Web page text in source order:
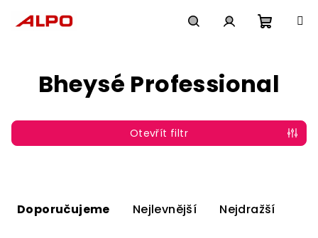
košík
Bheysé Professional
Otevřít filtr
Doporučujeme Nejlevnější Nejdražší